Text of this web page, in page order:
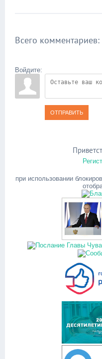
Всего комментариев:
Войдите:
ОТПРАВИТЬ
при использовании